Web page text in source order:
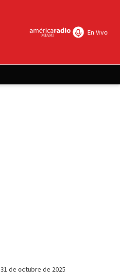
En Vivo
31 de octubre de 2025